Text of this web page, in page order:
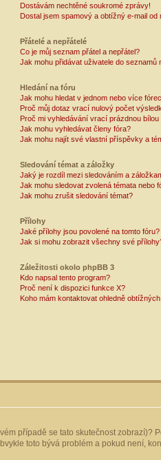
Dostávám nechtěné soukromé zprávy!
Dostal jsem spamový a obtížný e-mail od
Přátelé a nepřátelé
Co je můj seznam přátel a nepřátel?
Jak mohu přidávat uživatele do seznamů
Hledání na fóru
Jak mohu hledat v jednom nebo více
Proč můj dotaz vrací nulový počet
Proč mi vyhledávání vrací prázdnou bílou
Jak mohu vyhledávat členy fóra?
Jak mohu najít své vlastní příspěvky a
Sledování témat a záložky
Jaký je rozdíl mezi sledováním a
Jak mohu sledovat zvolená témata nebo
Jak mohu zrušit sledování témat?
Přílohy
Jaké přílohy jsou povolené na tomto fóru?
Jak si mohu zobrazit všechny své
Záležitosti okolo phpBB 3
Kdo napsal tento program?
Proč není k dispozici funkce X?
Koho mám kontaktovat ohledně
případě se tato skutečnost zobrazí)?
toto bývá problém a pokud není,